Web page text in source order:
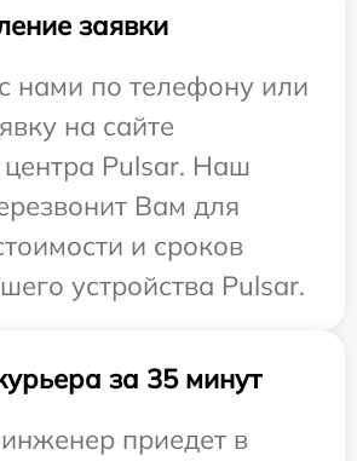
заявки
нами по телефону или
на сайте
центра Pulsar. Наш
Вам для
и сроков
устройства Pulsar.
за 35 минут
приедет в